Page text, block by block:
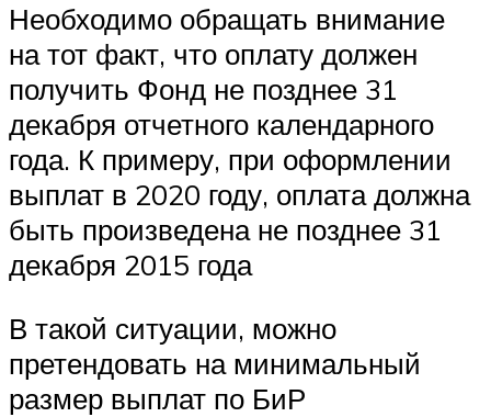
Необходимо обращать внимание
на тот факт, что оплату должен
получить Фонд не позднее 31
декабря отчетного календарного
года. К примеру, при оформлении
выплат в 2020 году, оплата должна
быть произведена не позднее 31
декабря 2015 года
В такой ситуации, можно
претендовать на минимальный
размер выплат по БиР